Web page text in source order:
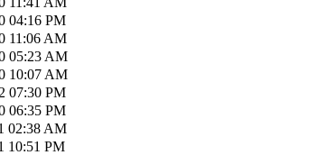
04:16 PM
11:06 AM
05:23 AM
10:07 AM
07:30 PM
06:35 PM
02:38 AM
10:51 PM